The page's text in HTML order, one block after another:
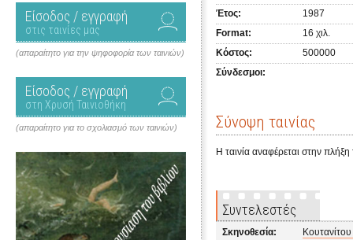
Είσοδος / εγγραφή
στις ταινίες μας
(απαραίτητο για την ψηφοφορία των ταινιών)
Είσοδος / εγγραφή
στη Χρυσή Ταινιοθήκη
(απαραίτητο για το σχολιασμό των ταινιών)
Έτος:
1987
Format:
16 χιλ.
Κόστος:
500000
Σύνδεσμοι:
Σύνοψη ταινίας
Η ταινία αναφέρεται στην
Συντελεστές
Σκηνοθεσία: